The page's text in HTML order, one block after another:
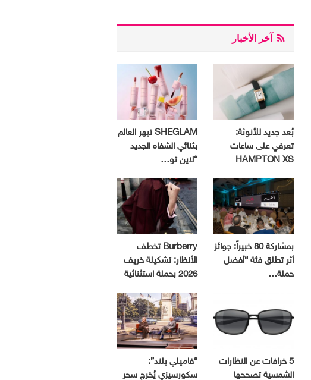
آخر الأخبار
بُعد جديد للأنوثة:
تعرفي على ساعات
HAMPTON XS
SHEGLAM تبهر العالم
بثنائي الشفاه الجديد
“لاين تو…
بمشاركة 80 خبيراً: جوائز
أثر تطلق فئة “أفضل
حملة…
Burberry تخطف
الأنظار: تشكيلة خريف
2026 بحملة استثنائية
5 خرافات عن النظارات
الشمسية تصححها
“فاميلي بلند”:
سكورسيزي يُخرج سحر